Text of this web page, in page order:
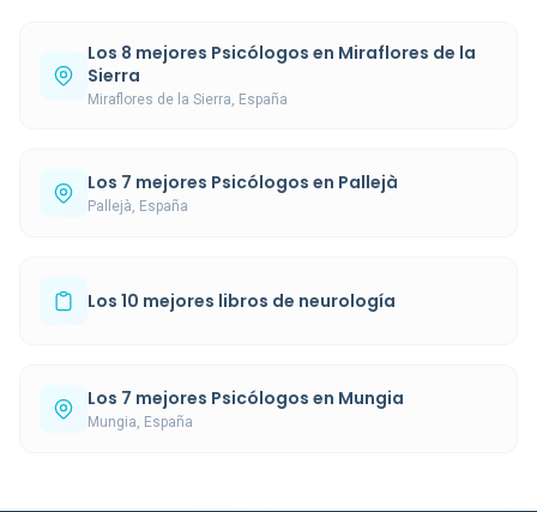
Los 8 mejores Psicólogos en Miraflores de la
Sierra
Miraflores de la Sierra, España
Los 7 mejores Psicólogos en Pallejà
Pallejà, España
Los 10 mejores libros de neurología
Los 7 mejores Psicólogos en Mungia
Mungia, España